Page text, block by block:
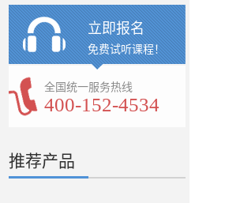
立即报名
免费试听课程！
全国统一服务热线
400-152-4534
推荐产品